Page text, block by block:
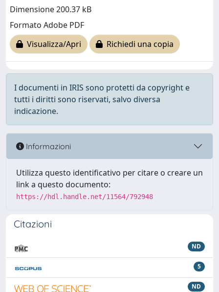
Dimensione 200.37 kB
Formato Adobe PDF
Visualizza/Apri
Richiedi una copia
I documenti in IRIS sono protetti da copyright e
tutti i diritti sono riservati, salvo diversa
indicazione.
Informazioni
Utilizza questo identificativo per citare o creare un
link a questo documento:
https://hdl.handle.net/11564/792948
Citazioni
ND
5
ND